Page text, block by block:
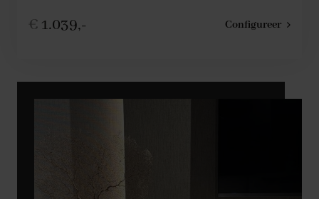
€ 1.039,- Configureer